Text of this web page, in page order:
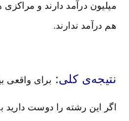
هم درآمد ندارند.
نتیجه‌ی کلی: برای واقعی
اگر این رشته را دوست دارید